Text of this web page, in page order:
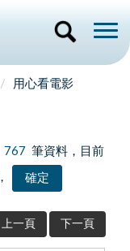
用心看電影
767 筆資料，目前
上一頁 下一頁